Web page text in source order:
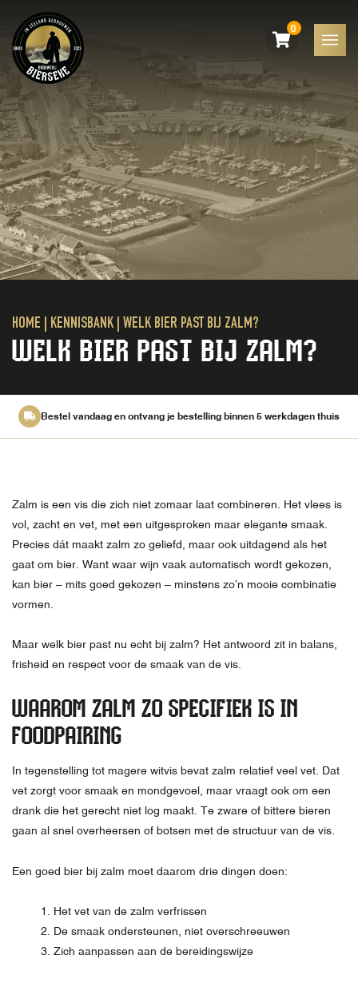
0
HOME KENNISBANK WELK BIER PAST BIJ ZALM?
WELK BIER PAST BIJ ZALM?
Bestel vandaag en ontvang je bestelling binnen 5 werkdagen thuis
Zalm is een vis die zich niet zomaar laat combineren. Het vlees is
vol, zacht en vet, met een uitgesproken maar elegante smaak.
Precies dát maakt zalm zo geliefd, maar ook uitdagend als het
gaat om bier. Want waar wijn vaak automatisch wordt gekozen,
kan bier – mits goed gekozen – minstens zo’n mooie combinatie
vormen.
Maar welk bier past nu echt bij zalm? Het antwoord zit in balans,
frisheid en respect voor de smaak van de vis.
WAAROM ZALM ZO SPECIFIEK IS IN
FOODPAIRING
In tegenstelling tot magere witvis bevat zalm relatief veel vet. Dat
vet zorgt voor smaak en mondgevoel, maar vraagt ook om een
drank die het gerecht niet log maakt. Te zware of bittere bieren
gaan al snel overheersen of botsen met de structuur van de vis.
Een goed bier bij zalm moet daarom drie dingen doen:
Het vet van de zalm verfrissen
De smaak ondersteunen, niet overschreeuwen
Zich aanpassen aan de bereidingswijze